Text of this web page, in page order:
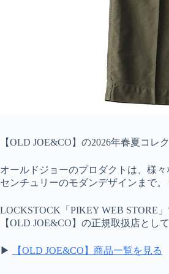
【OLD JOE&CO】の2026年春夏コレ
オールドジョーのプロダクトは、様
センチュリーのモダンデザインまで
LOCKSTOCK「PIKEY WEB STORE」
【OLD JOE&CO】の正規取扱店とし
▶ 【OLD JOE&CO】商品一覧を見る